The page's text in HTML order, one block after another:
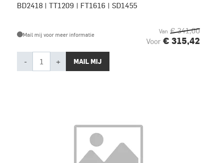
BD2418 | TT1209 | FT1616 | SD1455
Mail mij voor meer informatie Van € 341,00
Voor € 315,42
- + MAIL MIJ